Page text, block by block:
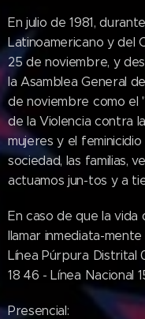
En julio de 1981,
Latinoamericano y del
25 de noviembre, y
la Asamblea General
de noviembre como el
de la Violencia contra
mujeres y el
sociedad, las familias,
actuamos jun-tos y a
En caso de que la
llamar inmediata-mente
Línea Púrpura Distrital
18 46 - Línea Nacional
Presencial: